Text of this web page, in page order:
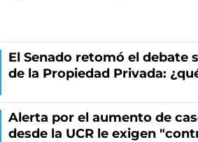
El Senado retomó el debate
de la Propiedad Privada:
Alerta por el aumento de
desde la UCR le exigen